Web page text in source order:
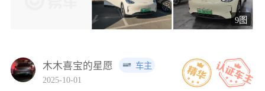
9图
木木喜宝的星愿
车主
2025-10-01